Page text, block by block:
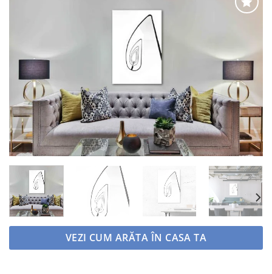
la
favorite
VEZI CUM ARĂTA ÎN CASA TA